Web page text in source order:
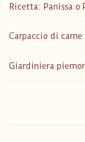
Ricetta: Panissa o
Carpaccio di
Giardiniera